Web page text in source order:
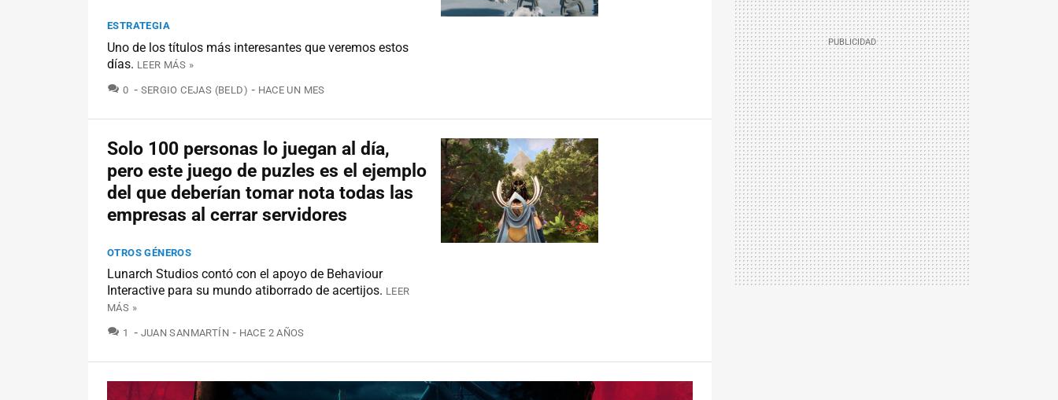
ESTRATEGIA
Uno de los títulos más interesantes que veremos estos
días. LEER MÁS »
0 COMENTARIOS
SERGIO CEJAS (BELD) HACE UN MES
Solo 100 personas lo juegan al día,
pero este juego de puzles es el ejemplo
del que deberían tomar nota todas las
empresas al cerrar servidores
OTROS GÉNEROS
Lunarch Studios contó con el apoyo de Behaviour
Interactive para su mundo atiborrado de acertijos. LEER
MÁS »
1 COMENTARIOS
JUAN SANMARTÍN HACE 2 AÑOS